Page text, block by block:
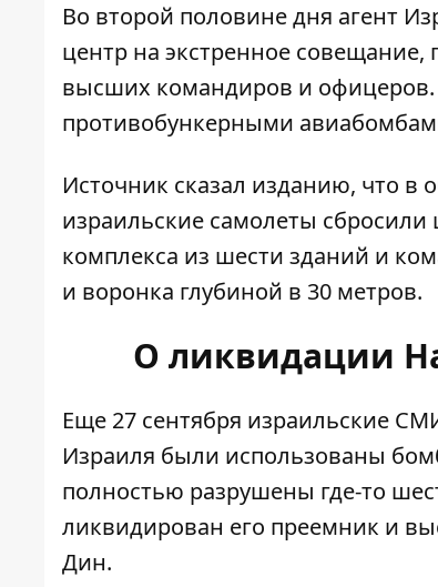
Во второй половине дня агент
центр на экстренное
высших командиров и офицеров.
противобункерными
Источник сказал изданию, что
израильские самолеты
комплекса из шести зданий и
и воронка глубиной в 30 метров.
О ликвидации
Еще 27 сентября израильские
Израиля были использованы
полностью разрушены где-то
ликвидирован его преемник и
Дин.